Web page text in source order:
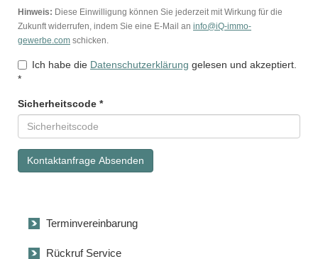
Hinweis: Diese Einwilligung können Sie jederzeit mit Wirkung für die
Zukunft widerrufen, indem Sie eine E-Mail an info@iQ-immo-
gewerbe.com schicken.
Ich habe die Datenschutzerklärung gelesen und akzeptiert.
*
Sicherheitscode *
Kontaktanfrage Absenden
Terminvereinbarung
Rückruf Service